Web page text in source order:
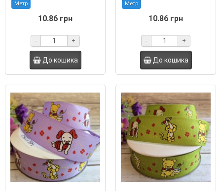
Метр
10.86 грн
- +
До кошика
Метр
10.86 грн
- +
До кошика